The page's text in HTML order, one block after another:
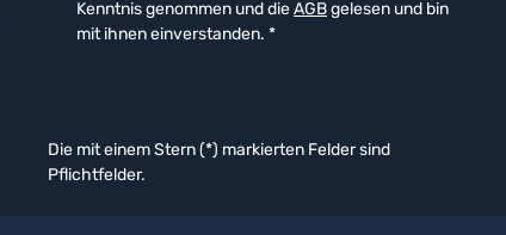
Kenntnis genommen und dieAGBgelesen und bin
mit ihnen einverstanden. *
Die mit einem Stern (*) markierten Felder sind
Pflichtfelder.